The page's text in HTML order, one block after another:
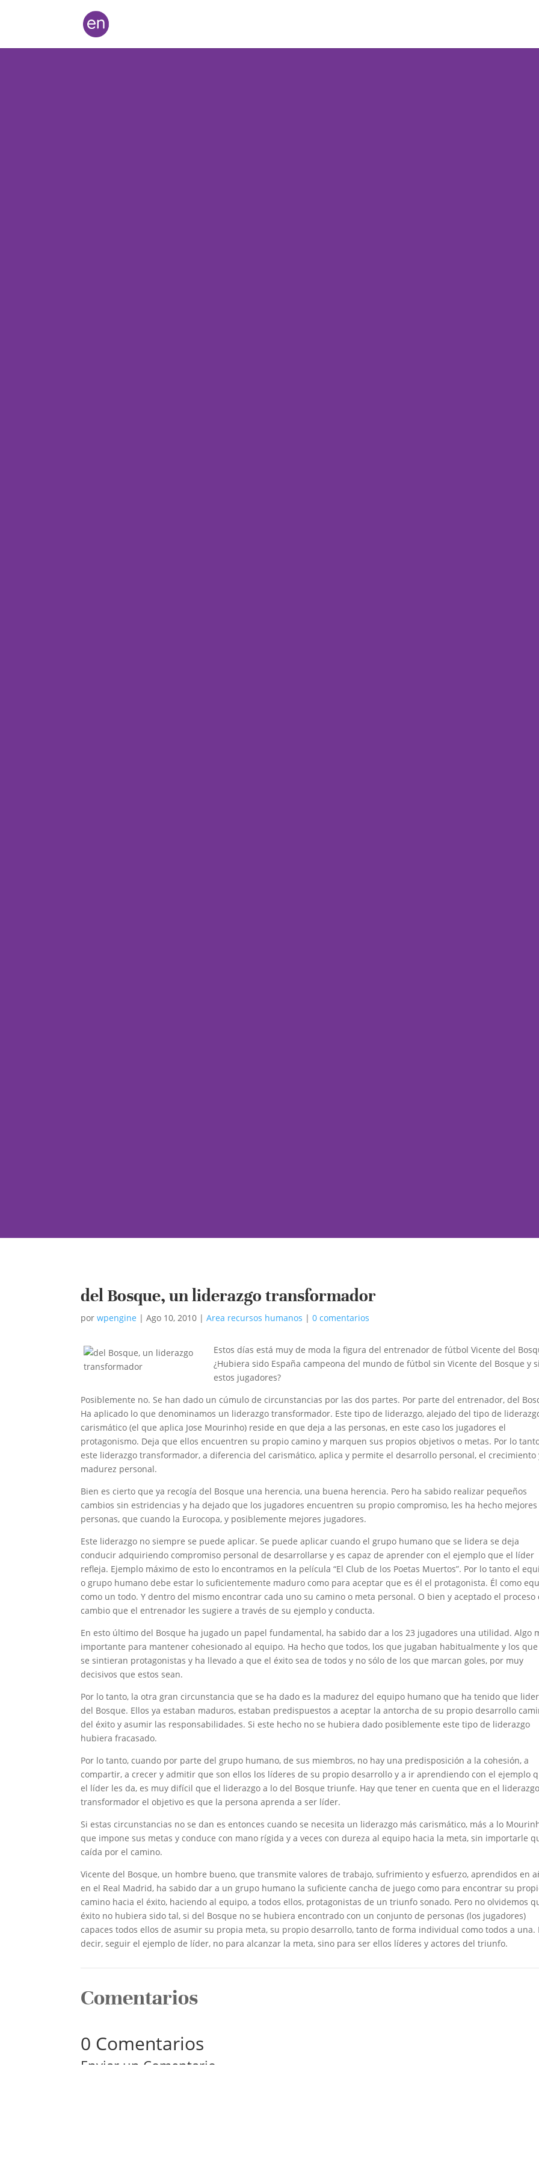
del Bosque, un liderazgo transformador
porwpengine |Ago 10, 2010 |Area recursos humanos |0 comentarios
Estos días está muy de moda la figura del entrenador de fútbol Vicente del
¿Hubiera sido España campeona del mundo de fútbol sin Vicente del Bosque y
estos jugadores?
Posiblemente no. Se han dado un cúmulo de circunstancias por las dos partes. Por parte del entrenador, del
Ha aplicado lo que denominamos un liderazgo transformador. Este tipo de liderazgo, alejado del tipo de
carismático (el que aplica Jose Mourinho) reside en que deja a las personas, en este caso los jugadores el
protagonismo. Deja que ellos encuentren su propio camino y marquen sus propios objetivos o metas. Por lo
este liderazgo transformador, a diferencia del carismático, aplica y permite el desarrollo personal, el crecimiento
madurez personal.
Bien es cierto que ya recogía del Bosque una herencia, una buena herencia. Pero ha sabido realizar pequeños
cambios sin estridencias y ha dejado que los jugadores encuentren su propio compromiso, les ha hecho mejores
personas, que cuando la Eurocopa, y posiblemente mejores jugadores.
Este liderazgo no siempre se puede aplicar. Se puede aplicar cuando el grupo humano que se lidera se deja
conducir adquiriendo compromiso personal de desarrollarse y es capaz de aprender con el ejemplo que el líder
refleja. Ejemplo máximo de esto lo encontramos en la película “El Club de los Poetas Muertos”. Por lo tanto el
o grupo humano debe estar lo suficientemente maduro como para aceptar que es él el protagonista. Él como
como un todo. Y dentro del mismo encontrar cada uno su camino o meta personal. O bien y aceptado el proceso
cambio que el entrenador les sugiere a través de su ejemplo y conducta.
En esto último del Bosque ha jugado un papel fundamental, ha sabido dar a los 23 jugadores una utilidad. Algo
importante para mantener cohesionado al equipo. Ha hecho que todos, los que jugaban habitualmente y los
se sintieran protagonistas y ha llevado a que el éxito sea de todos y no sólo de los que marcan goles, por muy
decisivos que estos sean.
Por lo tanto, la otra gran circunstancia que se ha dado es la madurez del equipo humano que ha tenido que
del Bosque. Ellos ya estaban maduros, estaban predispuestos a aceptar la antorcha de su propio desarrollo
del éxito y asumir las responsabilidades. Si este hecho no se hubiera dado posiblemente este tipo de liderazgo
hubiera fracasado.
Por lo tanto, cuando por parte del grupo humano, de sus miembros, no hay una predisposición a la cohesión, a
compartir, a crecer y admitir que son ellos los líderes de su propio desarrollo y a ir aprendiendo con el ejemplo
el líder les da, es muy difícil que el liderazgo a lo del Bosque triunfe. Hay que tener en cuenta que en el
transformador el objetivo es que la persona aprenda a ser líder.
Si estas circunstancias no se dan es entonces cuando se necesita un liderazgo más carismático, más a lo
que impone sus metas y conduce con mano rígida y a veces con dureza al equipo hacia la meta, sin importarle
caída por el camino.
Vicente del Bosque, un hombre bueno, que transmite valores de trabajo, sufrimiento y esfuerzo, aprendidos en
en el Real Madrid, ha sabido dar a un grupo humano la suficiente cancha de juego como para encontrar su
camino hacia el éxito, haciendo al equipo, a todos ellos, protagonistas de un triunfo sonado. Pero no olvidemos
éxito no hubiera sido tal, si del Bosque no se hubiera encontrado con un conjunto de personas (los jugadores)
capaces todos ellos de asumir su propia meta, su propio desarrollo, tanto de forma individual como todos a una.
decir, seguir el ejemplo de líder, no para alcanzar la meta, sino para ser ellos líderes y actores del triunfo.
Comentarios
0 Comentarios
Enviar un Comentario